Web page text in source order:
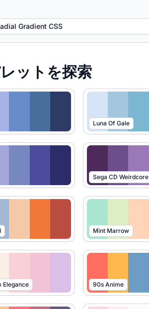
Gradient CSS
ットを探索
Luna Of Gale
Sega CD Weirdcore
Mint Marrow
Elegance 90s Anime